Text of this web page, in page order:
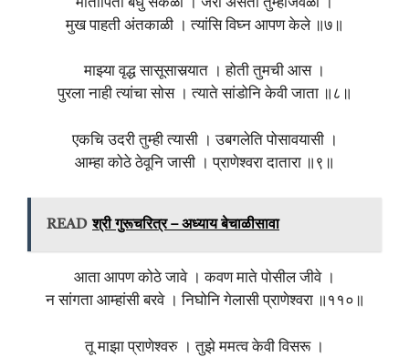
मुख पाहती अंतकाळी । त्यांसि विघ्न आपण केले ॥७॥
माझ्या वृद्ध सासूसासर्‍यात । होती तुमची आस ।
पुरला नाही त्यांचा सोस । त्याते सांडोनि केवी जाता ॥८॥
एकचि उदरी तुम्ही त्यासी । उबगलेति पोसावयासी ।
आम्हा कोठे ठेवूनि जासी । प्राणेश्वरा दातारा ॥९॥
READ श्री गुरूचरित्र – अध्याय बेचाळीसावा
आता आपण कोठे जावे । कवण माते पोसील जीवे ।
न सांगता आम्हांसी बरवे । निघोनि गेलासी प्राणेश्वरा ॥११०॥
तू माझा प्राणेश्वरु । तुझे ममत्व केवी विसरू ।